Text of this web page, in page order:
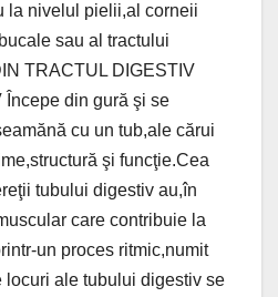
la nivelul pielii,al corneii
sau al tractului
TRACTUL DIGESTIV
din gură şi se
cu un tub,ale cărui
şi funcţie.Cea
tubului digestiv au,în
care contribuie la
un proces ritmic,numit
locuri ale tubului digestiv se